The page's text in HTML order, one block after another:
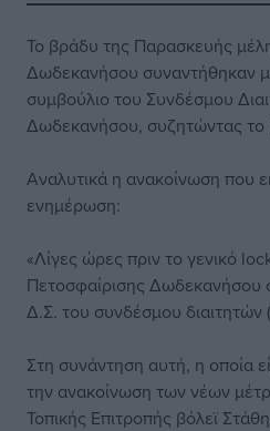
Το βράδυ της Παρασκευής
Δωδεκανήσου συναντήθηκαν
συμβούλιο του Συνδέσμου
Δωδεκανήσου, συζητώντας το
Αναλυτικά η ανακοίνωση που
ενημέρωση:
«Λίγες ώρες πριν το γενικό
Πετοσφαίρισης Δωδεκανήσου
Δ.Σ. του συνδέσμου
Στη συνάντηση αυτή, η οποία
την ανακοίνωση των νέων
Τοπικής Επιτροπής βόλεϊ